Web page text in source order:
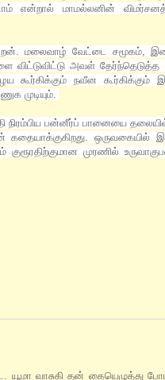
என்றால் மாமல்லனின்
மலைவாழ் வேட்டை சமூகம்,
விட்டுவிட்டு அவள்
நவீன கூர்கிக்கும்
முடியும்.
நிரம்பிய பன்னீர்ப் பானையை
கதையாக்குகிறது. ஒருவகையில்
முரணில்
யூமா வாசுகி தன் கையெழுத்து